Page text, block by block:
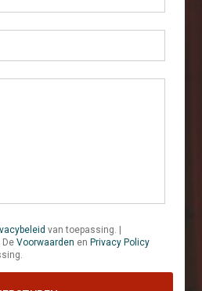
van toepassing. |
DeVoorwaarden enPrivacy Policy